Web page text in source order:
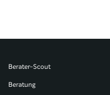
Berater-Scout
Beratung